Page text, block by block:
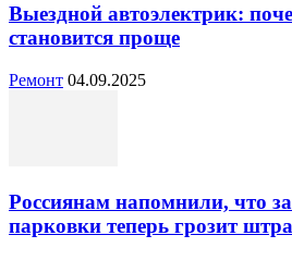
Выездной автоэлектрик:
становится проще
Ремонт 04.09.2025
Россиянам напомнили, что
парковки теперь грозит